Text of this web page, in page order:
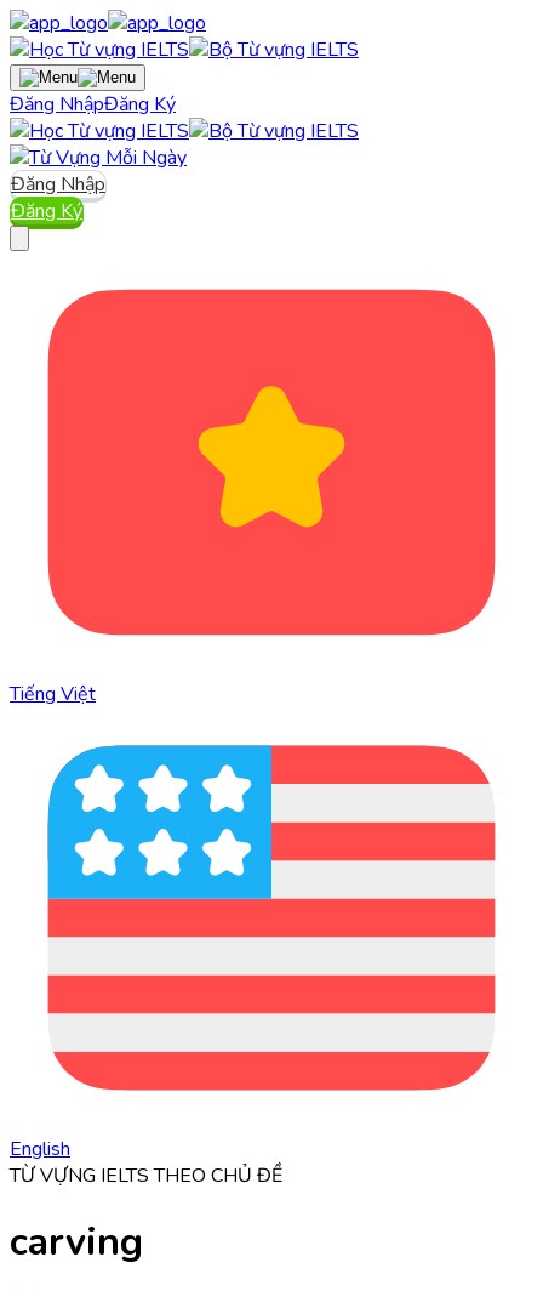
Đăng NhậpĐăng Ký
Đăng Nhập
Đăng Ký
Tiếng Việt
English
TỪ VỰNG IELTS THEO CHỦ ĐỀ
carving